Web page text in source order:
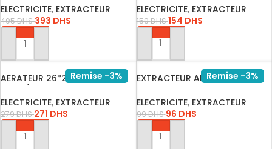
ELECTRICITE, EXTRACTEUR
405DHS 393 DHS
AJOUTER AU PANIER
ELECTRICITE, EXTRACTEUR
159DHS154 DHS
AJOUTER AU PANIER
Remise -3%
AERATEUR 26*26 MUTLUSAN
ELECTRICITE, EXTRACTEUR
279DHS 271 DHS
AJOUTER AU PANIER
Remise -3%
EXTRACTEUR AIR ELEC 120
ELECTRICITE, EXTRACTEUR
99DHS96 DHS
AJOUTER AU PANIER